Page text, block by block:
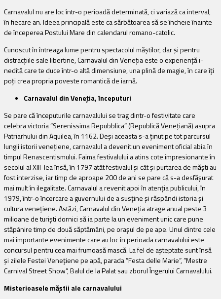
Carnavalul nu are loc într-o perioadă determinată, ci variază ca interval,
în fiecare an. Ideea principală este ca sărbătoarea să se încheie înainte
de începerea Postului Mare din calendarul romano-catolic.
Cunoscut în întreaga lume pentru spectacolul măștilor, dar și pentru
distracțiile sale libertine, Carnavalul din Veneția este o experiență i-
nedită care te duce într-o altă dimensiune, una plină de magie, în care îți
poți crea propria poveste romantică de iarnă.
Carnavalul din Veneția, începuturi
Se pare că începuturile carnavalului se trag dintr-o festivitate care
celebra victoria ”Serenissima Repubblica” (Republică Venețiană) asupra
Patriarhului din Aquilea, în 1162. Deși aceasta s-a ținut pe tot parcursul
lungii istorii venețiene, carnavalul a devenit un eveniment oficial abia în
timpul Renascentismului. Faima festivalului a atins cote impresionante în
secolul al XIII-lea însă, în 1797 atât festivalul și cât și purtarea de măști au
fost interzise, iar timp de aproape 200 de ani se pare că s-a desfășurat
mai mult în ilegalitate. Carnavalul a revenit apoi în atenția publicului, în
1979, într-o încercare a guvernului de a susține și răspândi istoria și
cultura venețiene. Astăzi, Carnavalul din Veneția atrage anual peste 3
milioane de turiști dornici să ia parte la un eveniment unic care pune
stăpânire timp de două săptămâni, pe orașul de pe ape. Unul dintre cele
mai importante evenimente care au loc în perioada carnavalului este
concursul pentru cea mai frumoasă mască. La fel de așteptate sunt însă
și zilele Festei Venețiene pe apă, parada ”Festa delle Marie”, ”Mestre
Carnival Street Show”, Balul de la Palat sau zborul Îngerului Carnavalului.
Misterioasele măștii ale carnavalului